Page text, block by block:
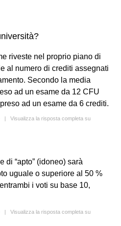
riveste nel proprio piano di
al numero di crediti assegnati
Secondo la media
ad un esame da 12 CFU
ad un esame da 6 crediti.
| Visualizza la risposta completa su
di “apto” (idoneo) sarà
uguale o superiore al 50 %
i voti su base 10,
| Visualizza la risposta completa su